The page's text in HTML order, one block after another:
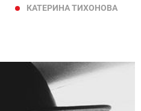
КАТЕРИНА ТИХОНОВА